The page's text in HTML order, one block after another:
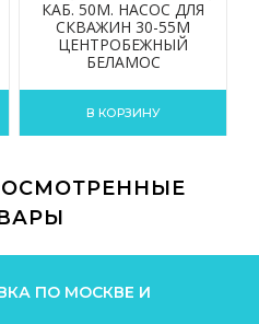
КАБ. 50М. НАСОС ДЛЯ
СКВАЖИН 30-55М
ЦЕНТРОБЕЖНЫЙ
БЕЛАМОС
В КОРЗИНУ
ПО МОСКВЕ И